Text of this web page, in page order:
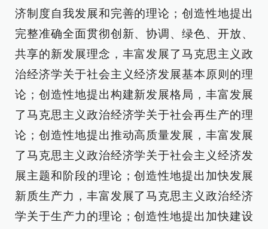
济制度自我发展和完善的理论；创造性地提出
完整准确全面贯彻创新、协调、绿色、开放、
共享的新发展理念，丰富发展了马克思主义政
治经济学关于社会主义经济发展基本原则的理
论；创造性地提出构建新发展格局，丰富发展
了马克思主义政治经济学关于社会再生产的理
论；创造性地提出推动高质量发展，丰富发展
了马克思主义政治经济学关于社会主义经济发
展主题和阶段的理论；创造性地提出加快发展
新质生产力，丰富发展了马克思主义政治经济
学关于生产力的理论；创造性地提出加快建设